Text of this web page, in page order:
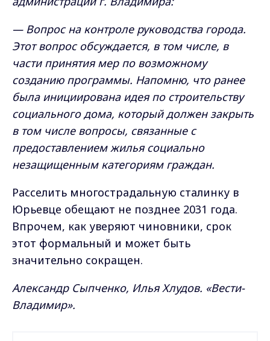
— Вопрос на контроле руководства города.
Этот вопрос обсуждается, в том числе, в
части принятия мер по возможному
созданию программы. Напомню, что ранее
была инициирована идея по строительству
социального дома, который должен закрыть
в том числе вопросы, связанные с
предоставлением жилья социально
незащищенным категориям граждан.
Расселить многострадальную сталинку в
Юрьевце обещают не позднее 2031 года.
Впрочем, как уверяют чиновники, срок
этот формальный и может быть
значительно сокращен.
Александр Сыпченко, Илья Хлудов. «Вести-
Владимир».